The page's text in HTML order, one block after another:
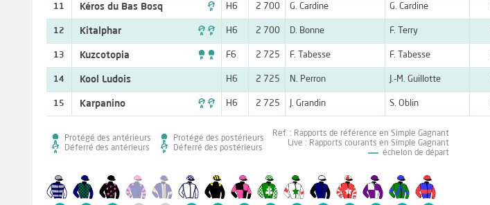
11 Kéros du Bas Bosq  H6 2 700 G. Cardine G. Cardine
12 Kitalphar  H6 2 700 D. Bonne F. Terry
13 Kuzcotopia  F6 2 725 F. Tabesse F. Tabesse
14 Kool Ludois H6 2 725 N. Perron J.-M. Guillotte
15 Karpanino  H6 2 725 J. Grandin S. Oblin
Protégé des antérieurs
Déferré des antérieurs
Protégé des postérieurs
Déferré des postérieurs
Ref. : Rapports de référence en Simple Gagnant
Live : Rapports courants en Simple Gagnant
échelon de départ